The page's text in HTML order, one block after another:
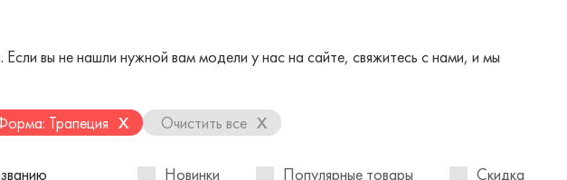
вы не нашли нужной вам модели у нас на сайте, свяжитесь с нами, и мы
Трапеция x Очистить все x
Новинки Популярные товары Скидка